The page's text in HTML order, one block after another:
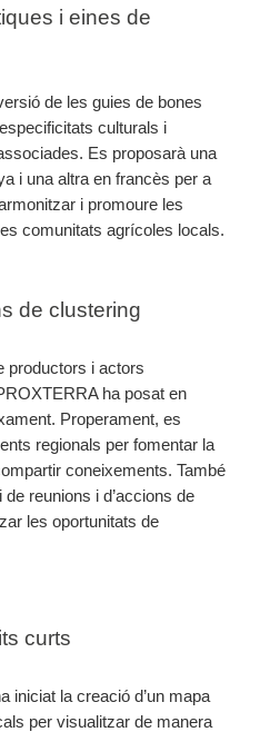
i eines de
de les guies de bones
culturals i
Es proposarà una
i una altra en francès per a
i promoure les
comunitats agrícoles locals.
de clustering
productors i actors
ha posat en
Properament, es
regionals per fomentar la
coneixements. També
reunions i d’accions de
les oportunitats de
curts
iniciat la creació d’un mapa
per visualitzar de manera